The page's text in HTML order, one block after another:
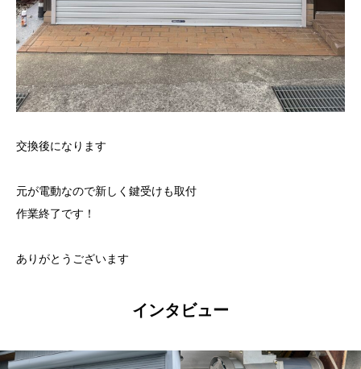
交換後になります
元が電動なので新しく鍵受けも取付
作業終了です！
ありがとうございます
インタビュー